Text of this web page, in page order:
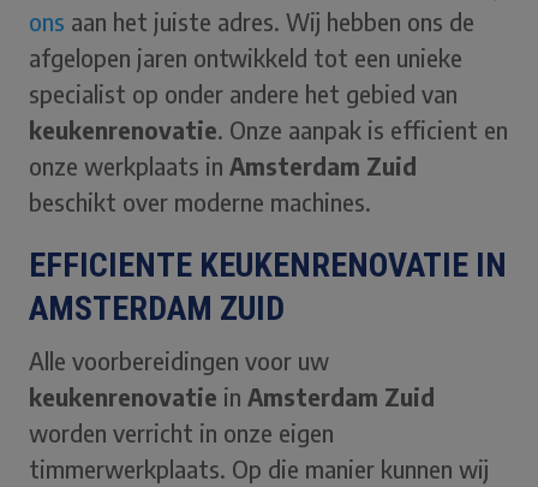
ons aan het juiste adres. Wij hebben ons de
afgelopen jaren ontwikkeld tot een unieke
specialist op onder andere het gebied van
keukenrenovatie. Onze aanpak is efficient en
onze werkplaats in Amsterdam Zuid
beschikt over moderne machines.
EFFICIENTE KEUKENRENOVATIE IN
AMSTERDAM ZUID
Alle voorbereidingen voor uw
keukenrenovatie in Amsterdam Zuid
worden verricht in onze eigen
timmerwerkplaats. Op die manier kunnen wij